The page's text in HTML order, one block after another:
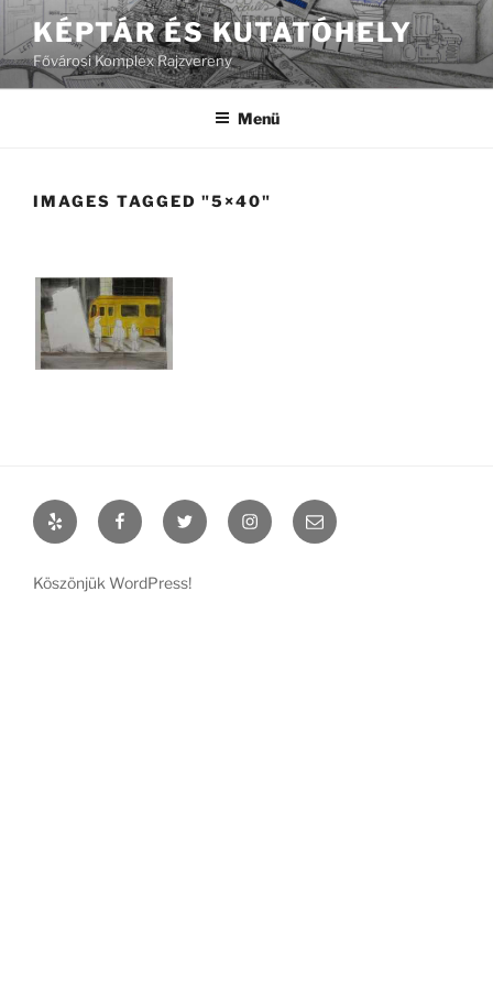
Tartalomhoz
KÉPTÁR ÉS KUTATÓHELY
Fővárosi Komplex Rajzvereny
Menü
IMAGES TAGGED "5×40"
Yelp FacebookTwitter InstagramEmail
Köszönjük WordPress!